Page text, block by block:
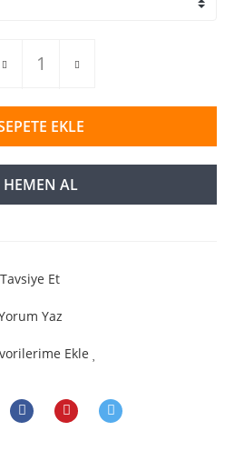
EKLE
HEMEN AL
Tavsiye Et
Yaz
Ekle